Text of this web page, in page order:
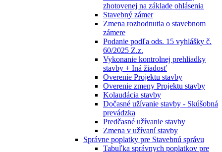
zhotovenej na základe ohlásenia
Stavebný zámer
Zmena rozhodnutia o stavebnom
zámere
Podanie podľa ods. 15 vyhlášky č.
60/2025 Z.z.
Vykonanie kontrolnej prehliadky
stavby + Iná žiadosť
Overenie Projektu stavby
Overenie zmeny Projektu stavby
Kolaudácia stavby
Dočasné užívanie stavby - Skúšobná
prevádzka
Predčasné užívanie stavby
Zmena v užívaní stavby
Správne poplatky pre Stavebnú správu
Tabuľka správnych poplatkov pre